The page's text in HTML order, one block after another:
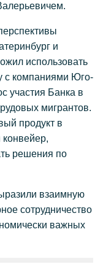
и
использовать
с компаниями Юго-
участия Банка в
мигрантов.
продукт в
конвейер,
решения по
взаимную
сотрудничество
важных